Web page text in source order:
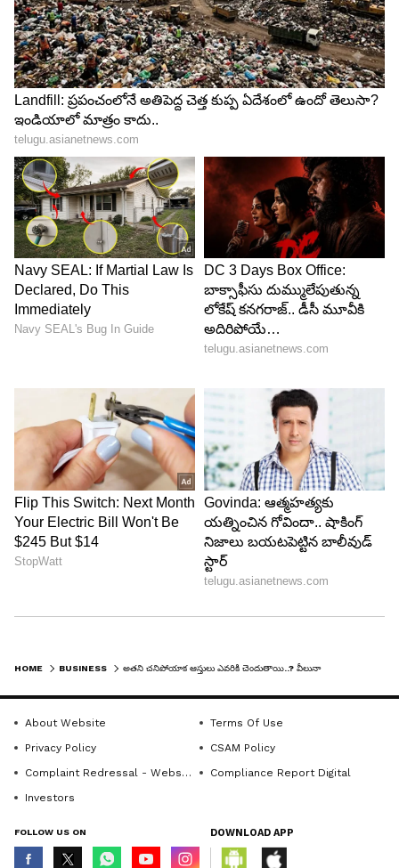
HOME BUSINESS అతని చనిపోయాక ఆస్తులు ఎవరికి చెందుతాయి..? వీలునామా మార్చిన ప్రపంచ కుబేరుడు
About Website
Terms Of Use
Privacy Policy
CSAM Policy
Complaint Redressal - Website
Compliance Report Digital
Investors
FOLLOW US ON DOWNLOAD APP